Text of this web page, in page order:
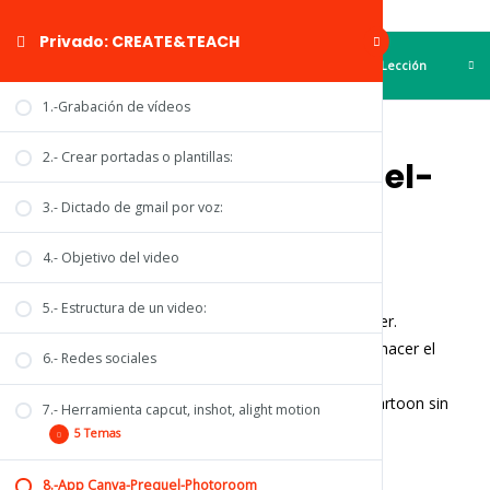
Privado: CREATE&TEACH
1.-Grabación de vídeos
2.- Crear portadas o plantillas:
3.- Dictado de gmail por voz:
4.- Objetivo del video
5.- Estructura de un video:
6.- Redes sociales
7.- Herramienta capcut, inshot, alight motion
5 Temas
8.-App Canva-Prequel-Photoroom
Siguiente Lección
8.-App Canva-Prequel-
Photoroom
App Canva-Prequel-Photoroom
2-Prequel – Cartooon convierte tu foto en un sticker.
3-Photoroom te quita el fondo o capcut y puedes hacer el
4-Abres canva, abres la foto ya con el diseño de cartoon sin
fondo.
-Copias la imagen para tener dos copias.
-Una copia de la foto la cortas la cabeza.